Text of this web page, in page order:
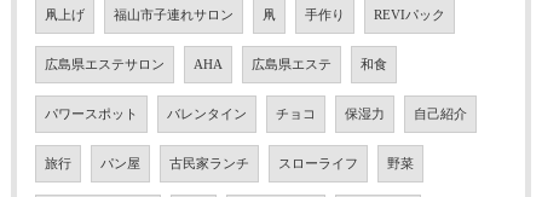
凧上げ 福山市子連れサロン 凧 手作り REVIパック
広島県エステサロン AHA 広島県エステ 和食
パワースポット バレンタイン チョコ 保湿力 自己紹介
旅行 パン屋 古民家ランチ スローライフ 野菜